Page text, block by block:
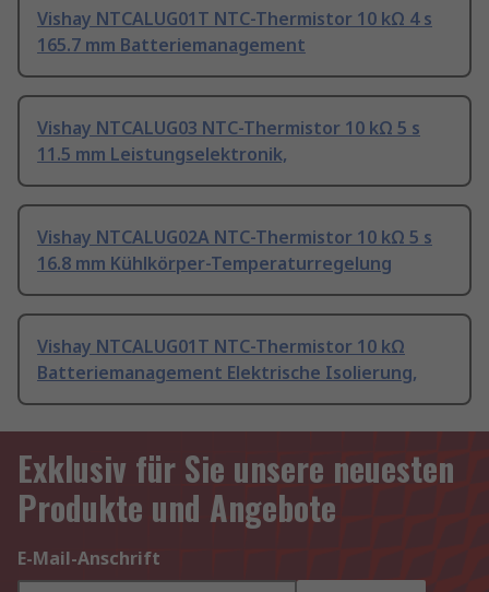
Vishay NTCALUG01T NTC-Thermistor 10 kΩ 4 s
165.7 mm Batteriemanagement
Vishay NTCALUG03 NTC-Thermistor 10 kΩ 5 s
11.5 mm Leistungselektronik,
Vishay NTCALUG02A NTC-Thermistor 10 kΩ 5 s
16.8 mm Kühlkörper-Temperaturregelung
Vishay NTCALUG01T NTC-Thermistor 10 kΩ
Batteriemanagement Elektrische Isolierung,
Exklusiv für Sie unsere neuesten
Produkte und Angebote
E-Mail-Anschrift